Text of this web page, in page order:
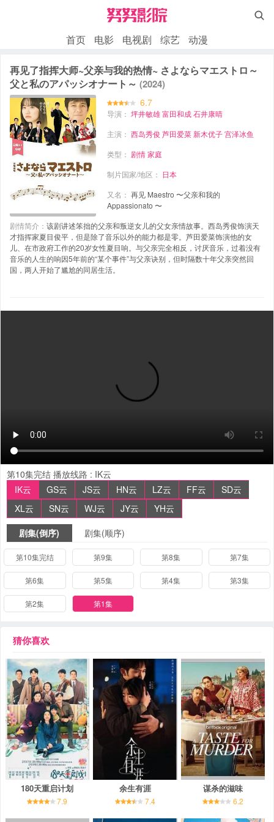

首页 电影 电视剧 综艺 动漫
再见了指挥大师~父亲与我的热情~ さよならマエストロ～
父と私のアパッシオナート～ (2024)
6.7
导演：坪井敏雄 富田和成 石井康晴
主演：西岛秀俊 芦田爱菜 新木优子 宫泽冰鱼
类型： 剧情 家庭
制片国家/地区： 日本
又名：再见 Maestro 〜父亲和我的
Appassionato 〜
剧情简介： 该剧讲述笨拙的父亲和叛逆女儿的父女亲情故事。西岛秀俊饰演天
才指挥家夏目俊平，但是除了音乐以外的能力都是零。芦田爱菜饰演他的女
儿、在市政府工作的20岁女性夏目响。与父亲完全相反，讨厌音乐，过着没有
音乐的人生的响因5年前的“某个事件”与父亲诀别，但时隔数十年父亲突然回
国，两人开始了尴尬的同居生活。
第10集完结 播放线路 : IK云
IK云
GS云 JS云 HN云 LZ云 FF云
SD云
XL云
SN云 WJ云 JY云
YH云
剧集(倒序)
剧集(顺序)
第10集完结 第9集 第8集 第7集
第6集 第5集 第4集 第3集
第2集 第1集
猜你喜欢
180天重启计划
7.9
余生有涯
7.4
谋杀的滋味
6.2